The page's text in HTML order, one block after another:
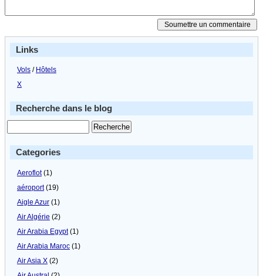
Links
Vols / Hôtels
X
Recherche dans le blog
Categories
Aeroflot(1)
aéroport(19)
Aigle Azur (1)
Air Algérie (2)
Air Arabia Egypt(1)
Air Arabia Maroc (1)
Air Asia X (2)